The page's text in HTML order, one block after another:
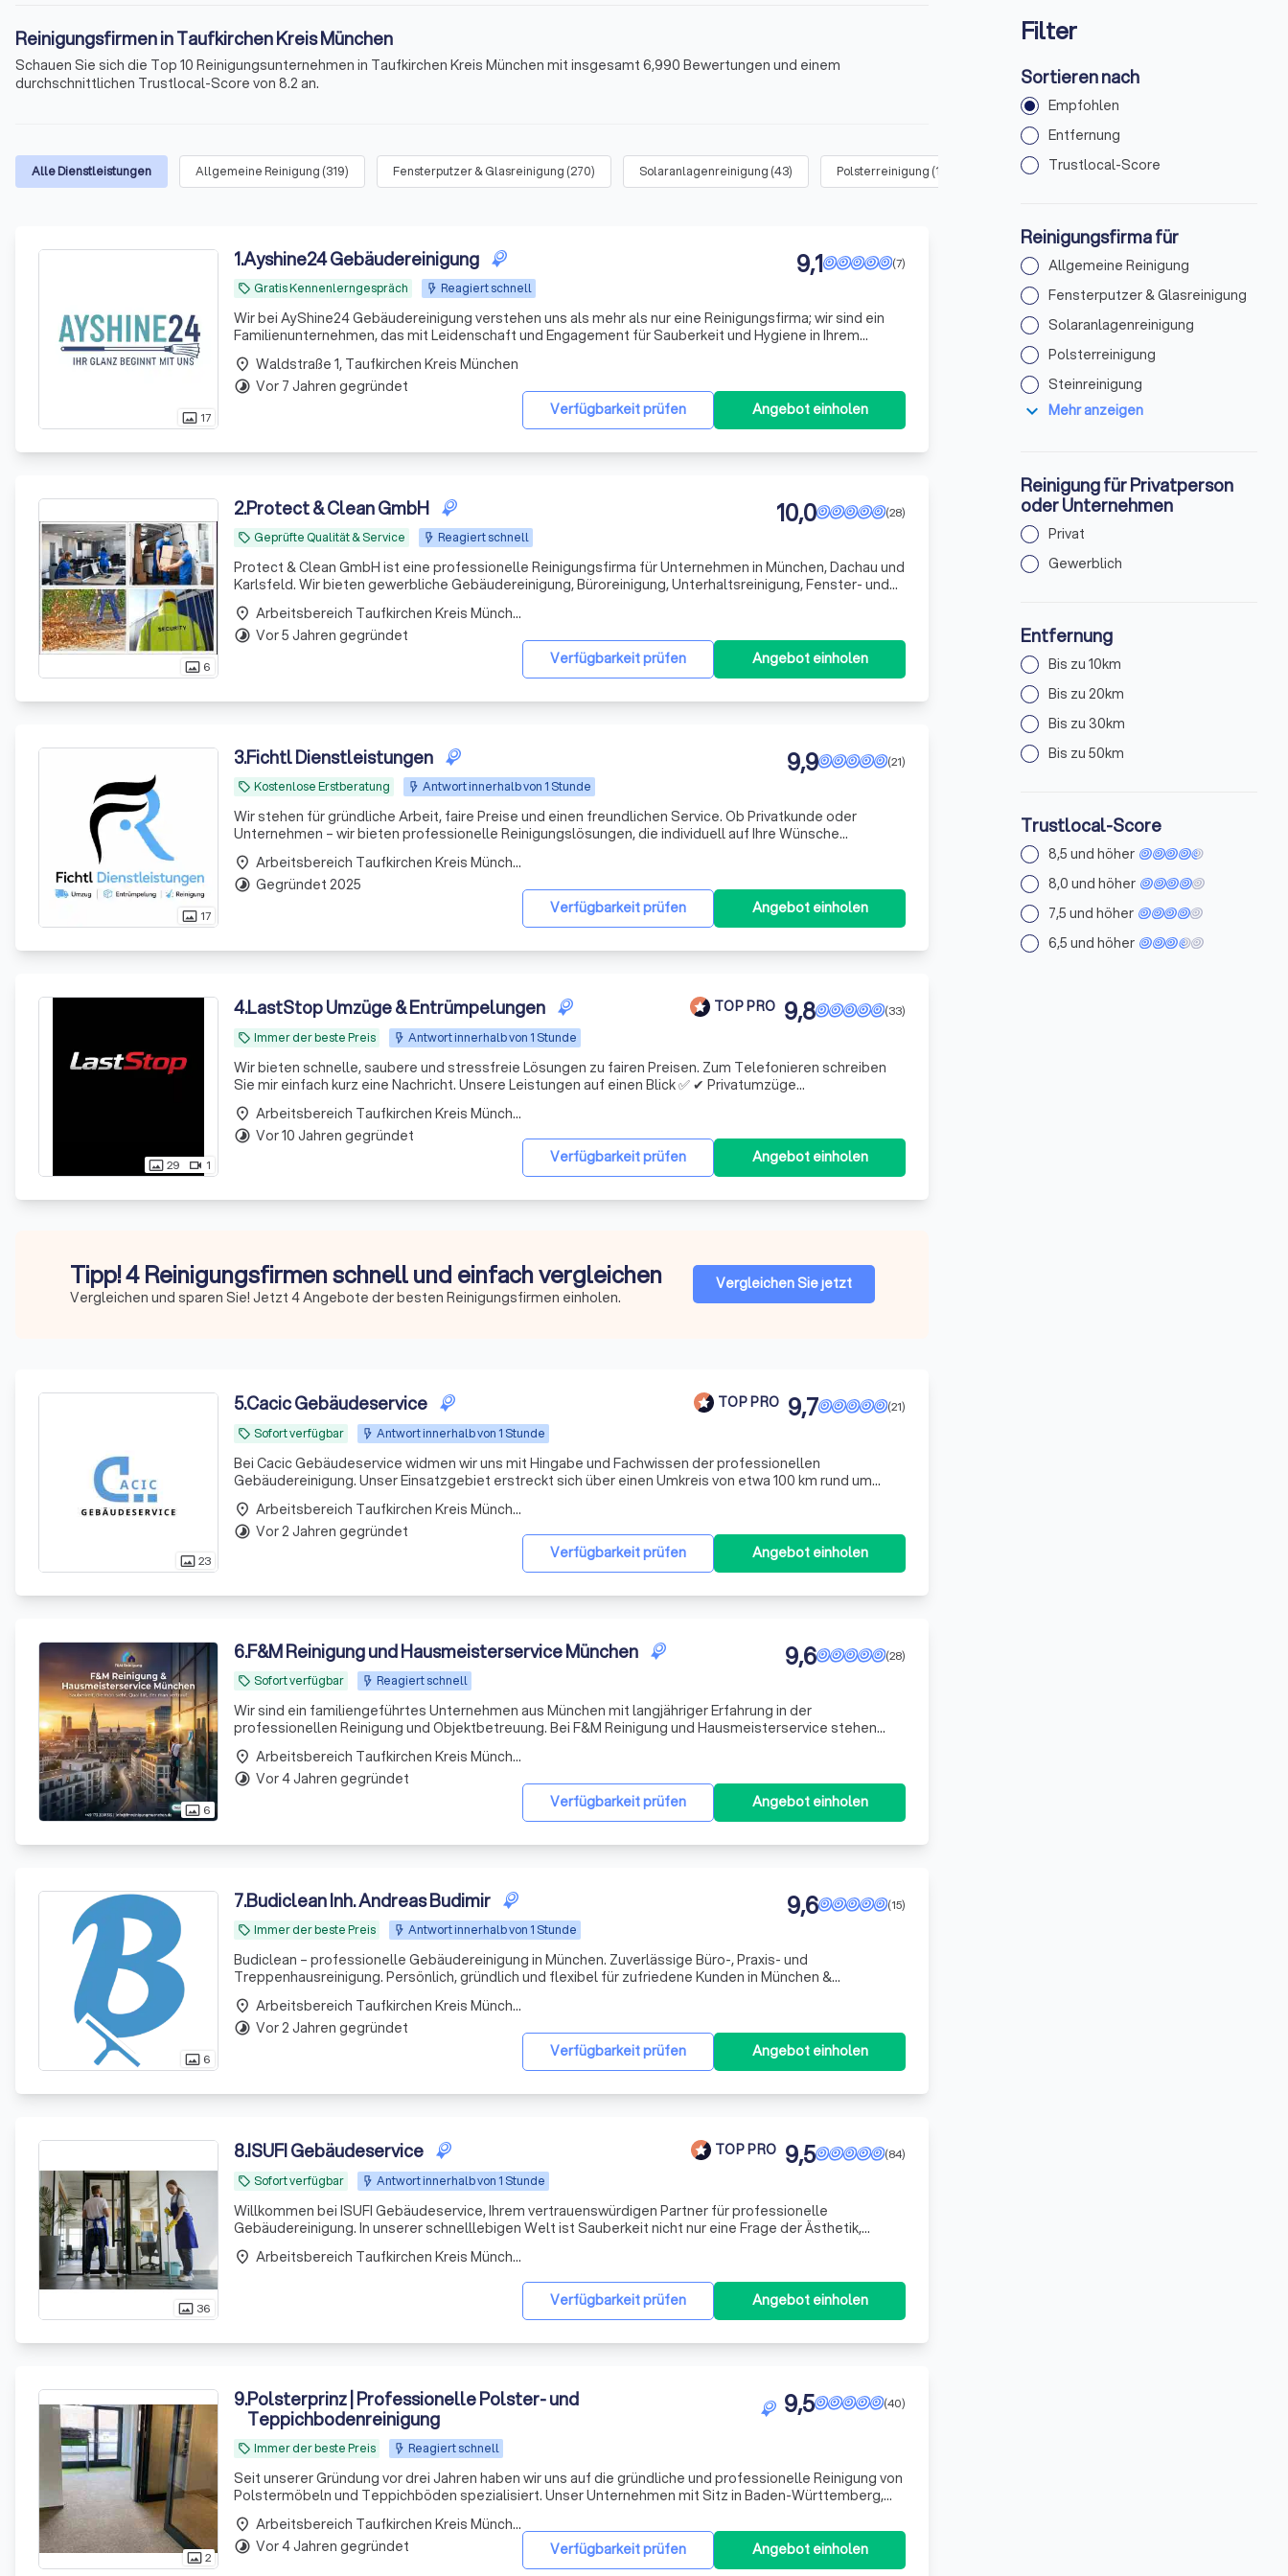
Reinigungsfirmen in Taufkirchen Kreis München
Schauen Sie sich die Top 10 Reinigungsunternehmen in Taufkirchen Kreis München mit insgesamt 6,990 Bewertungen und einem
durchschnittlichen Trustlocal-Score von 8.2 an.
Alle Dienstleistungen Allgemeine Reinigung (319) Fensterputzer & Glasreinigung (270) Solaranlagenreinigung (43) Polsterreinigung (146 Steinreinigung(163) Teppichreinigung
photo_size_select_actual 17
1.Ayshine24 Gebäudereinigung
local_offer Gratis Kennenlerngespräch Reagiert schnell
(7)
9,1
Wir bei AyShine24 Gebäudereinigung verstehen uns als mehr als nur eine Reinigungsfirma; wir sind ein
Familienunternehmen, das mit Leidenschaft und Engagement für Sauberkeit und Hygiene in Ihrem
Arbeitsumfeld sorgt. Unsere Spezialisierung liegt in der professionellen Reinigung von Büroflächen,
Praxen
Verfügbarkeit prüfen Angebot einholen
place Waldstraße 1, Taufkirchen Kreis München
timelapse Vor 7 Jahren gegründet
photo_size_select_actual 6
2.Protect & Clean GmbH
local_offer Geprüfte Qualität & Service Reagiert schnell
(28)
10,0
Protect & Clean GmbH ist eine professionelle Reinigungsfirma für Unternehmen in München, Dachau und
Karlsfeld. Wir bieten gewerbliche Gebäudereinigung, Büroreinigung, Unterhaltsreinigung, Fenster- und
Glasreinigung, Veranstaltungsreinigung, Grundreinigung sowie Sonderreinigungen für Firmen, Praxen,
Verfügbarkeit prüfen Angebot einholen
place Arbeitsbereich Taufkirchen Kreis München
timelapse Vor 5 Jahren gegründet
photo_size_select_actual 17
3.Fichtl Dienstleistungen
local_offer Kostenlose Erstberatung Antwort innerhalb von 1 Stunde
(21)
9,9
Wir stehen für gründliche Arbeit, faire Preise und einen freundlichen Service. Ob Privatkunde oder
Unternehmen – wir bieten professionelle Reinigungslösungen, die individuell auf Ihre Wünsche
abgestimmt sind\. Unsere Leistungen: - Unterhaltsreinigung - Büroreinigung - Treppenhausreinigung -
Praxis
Verfügbarkeit prüfen Angebot einholen
place Arbeitsbereich Taufkirchen Kreis München
timelapse Gegründet 2025
photo_size_select_actual29 videocam 1
4.LastStop Umzüge & Entrümpelungen TOP PRO
local_offer Immer der beste Preis Antwort innerhalb von 1 Stunde
(33)
9,8
Wir bieten schnelle, saubere und stressfreie Lösungen zu fairen Preisen. Zum Telefonieren schreiben
Sie mir einfach kurz eine Nachricht. Unsere Leistungen auf einen Blick ✅ ✔ Privatumzüge
✔Entrümpelungen ✔Haushaltsauflösungen ✔ Firmen- und Büroumzüge ✔ Seniorenumzüge ✔ Nah- und
Fernumzüge ✔ Europ
Verfügbarkeit prüfen
Angebot einholen
place Arbeitsbereich Taufkirchen Kreis München
timelapse Vor 10 Jahren gegründet
Tipp! 4 Reinigungsfirmen schnell und einfach vergleichen
Vergleichen und sparen Sie! Jetzt 4 Angebote der besten Reinigungsfirmen einholen.
Vergleichen Sie jetzt
photo_size_select_actual23
5.Cacic Gebäudeservice TOP PRO
local_offer Sofort verfügbar Antwort innerhalb von 1 Stunde
(21)
9,7
Bei Cacic Gebäudeservice widmen wir uns mit Hingabe und Fachwissen der professionellen
Gebäudereinigung. Unser Einsatzgebiet erstreckt sich über einen Umkreis von etwa 100 km rund um
München, einschließlich zahlreicher Gemeinden und Städte. Unsere Dienstleistungen umfassen sowohl
die Innen- als auch
Verfügbarkeit prüfen
Angebot einholen
place Arbeitsbereich Taufkirchen Kreis München
timelapse Vor 2 Jahren gegründet
photo_size_select_actual 6
6.F&M Reinigung und Hausmeisterservice München
local_offer Sofort verfügbar Reagiert schnell
(28)
9,6
Wir sind ein familiengeführtes Unternehmen aus München mit langjähriger Erfahrung in der
professionellen Reinigung und Objektbetreuung. Bei F&M Reinigung und Hausmeisterservice stehen
Zuverlässigkeit, Qualität und persönlicher Service im Mittelpunkt. Unser engagiertes Team kümmert
sich um private, g
Verfügbarkeit prüfen Angebot einholen
place Arbeitsbereich Taufkirchen Kreis München
timelapse Vor 4 Jahren gegründet
photo_size_select_actual 6
7.Budiclean Inh. Andreas Budimir
local_offer Immer der beste Preis Antwort innerhalb von 1 Stunde
(15)
9,6
Budiclean – professionelle Gebäudereinigung in München. Zuverlässige Büro-, Praxis- und
Treppenhausreinigung. Persönlich, gründlich und flexibel für zufriedene Kunden in München &
Umgebung.
Verfügbarkeit prüfen Angebot einholen
place Arbeitsbereich Taufkirchen Kreis München
timelapse Vor 2 Jahren gegründet
photo_size_select_actual 36
8.ISUFI Gebäudeservice TOP PRO
local_offer Sofort verfügbar Antwort innerhalb von 1 Stunde
(84)
9,5
Willkommen bei ISUFI Gebäudeservice, Ihrem vertrauenswürdigen Partner für professionelle
Gebäudereinigung. In unserer schnelllebigen Welt ist Sauberkeit nicht nur eine Frage der Ästhetik,
sondern auch der Gesundheit. Deshalb setzen wir, ISUFI Gebäudeservice, uns mit Leidenschaft dafür ein,
Ihre Räum
Verfügbarkeit prüfen
Angebot einholen
place Arbeitsbereich Taufkirchen Kreis München
photo_size_select_actual2
9.Polsterprinz | Professionelle Polster- und
Teppichbodenreinigung
local_offer Immer der beste Preis Reagiert schnell
(40)
9,5
Seit unserer Gründung vor drei Jahren haben wir uns auf die gründliche und professionelle Reinigung von
Polstermöbeln und Teppichböden spezialisiert. Unser Unternehmen mit Sitz in Baden-Württemberg,
arbeitet deutschlandweit und ist verlässlicher Partner für Stadtverwaltungen, Gemeinden, gewerbliche
Verfügbarkeit prüfen
Angebot einholen
place Arbeitsbereich Taufkirchen Kreis München
timelapse Vor 4 Jahren gegründet
Filter
Sortieren nach
Empfohlen
Entfernung
Trustlocal-Score
Reinigungsfirma für
Allgemeine Reinigung
Fensterputzer & Glasreinigung
Solaranlagenreinigung
Polsterreinigung
Steinreinigung
expand_more Mehr anzeigen
Reinigung für Privatperson
oder Unternehmen
Privat
Gewerblich
Entfernung
Bis zu 10km
Bis zu 20km
Bis zu 30km
Bis zu 50km
Trustlocal-Score
8,5 und höher
8,0 und höher
7,5 und höher
6,5 und höher